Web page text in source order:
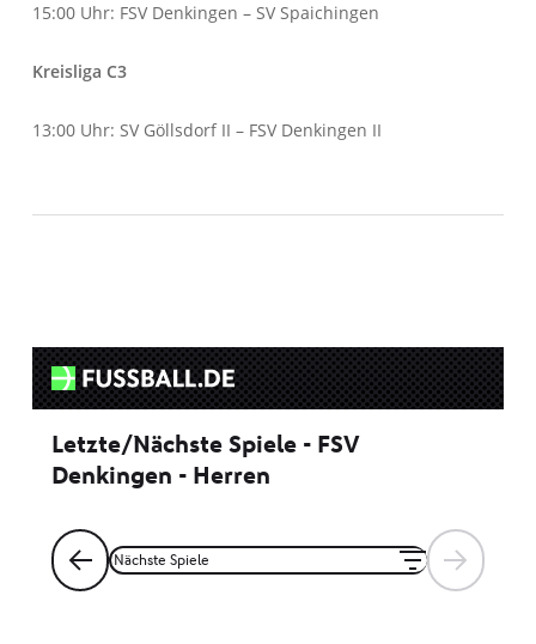
15:00 Uhr: FSV Denkingen – SV Spaichingen
Kreisliga C3
13:00 Uhr: SV Göllsdorf II – FSV Denkingen II